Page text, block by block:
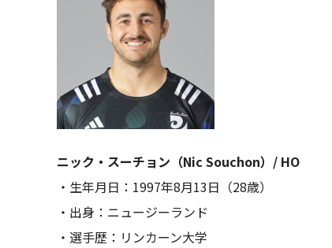
ニック・スーチョン（Nic Souchon）/ HO
・生年月日：1997年8月13日（28歳）
・出身：ニュージーランド
・選手歴：リンカーン大学